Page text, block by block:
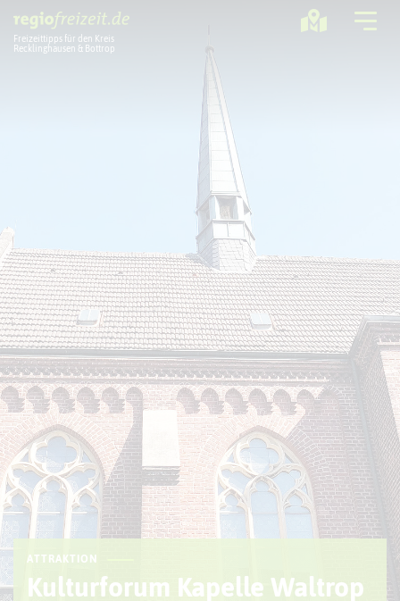
Freizeittipps für den Kreis
Recklinghausen & Bottrop
Ausflugstipps
Sport + Bewegung
Aktuelles
Freizeitregion
ATTRAKTION
Kulturforum Kapelle Waltrop